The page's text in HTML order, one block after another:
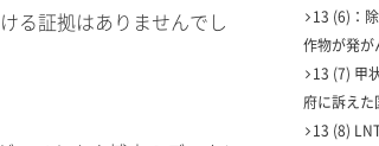
る証拠はありませんでし
13 (6)：
作物が発が
13 (7) 甲
府に訴えた
13 (8)